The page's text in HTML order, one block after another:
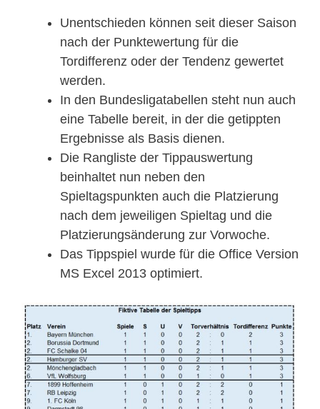
Unentschieden können seit dieser Saison
nach der Punktewertung für die
Tordifferenz oder der Tendenz gewertet
werden.
In den Bundesligatabellen steht nun auch
eine Tabelle bereit, in der die getippten
Ergebnisse als Basis dienen.
Die Rangliste der Tippauswertung
beinhaltet nun neben den
Spieltagspunkten auch die Platzierung
nach dem jeweiligen Spieltag und die
Platzierungsänderung zur Vorwoche.
Das Tippspiel wurde für die Office Version
MS Excel 2013 optimiert.